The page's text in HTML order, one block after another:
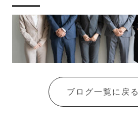
ブログ一覧に戻る